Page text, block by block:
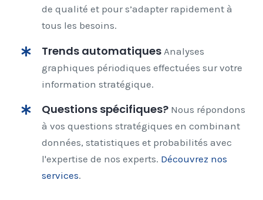
de qualité et pour s’adapter rapidement à
tous les besoins.
Trends automatiquesAnalyses
graphiques périodiques effectuées sur votre
information stratégique.
Questions spécifiques?Nous répondons
à vos questions stratégiques en combinant
données, statistiques et probabilités avec
l'expertise de nos experts. Découvrez nos
services.